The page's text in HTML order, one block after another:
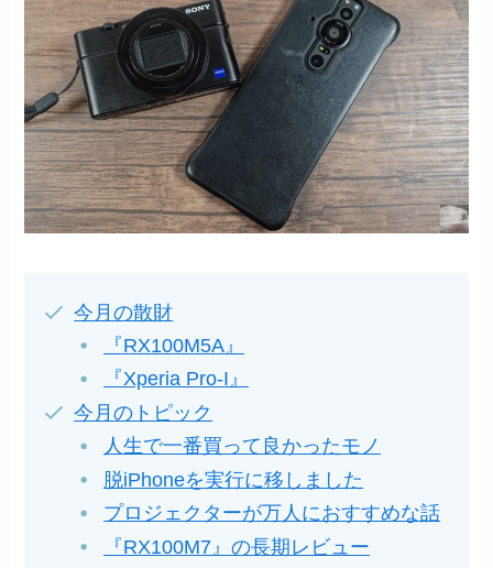
今月の散財
『RX100M5A』
『Xperia Pro-I』
今月のトピック
人生で一番買って良かったモノ
脱iPhoneを実行に移しました
プロジェクターが万人におすすめな話
『RX100M7』の長期レビュー